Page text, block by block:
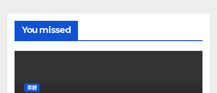
You missed
英鎊